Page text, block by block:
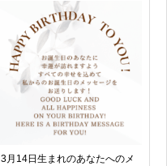
3月14日生まれのあなたへのメ